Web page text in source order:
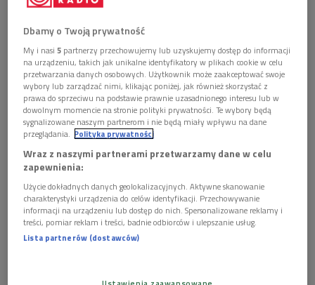
Aleksandra Olczykjest absolwentką Akademii Muzycznej im.
Feliksa Nowowiejskiego w Bydgoszczy w klasie śpiewu prof.
Magdaleny Krzyńskiej. Po ukończeniu studiów kontynuowała
naukę u prof. Heleny Łazarskiej. Jako nastolatka zwyciężyła w
wielu polskich konkursach wokalnych. Jako studentka
natomiast, biorąc udział w konkursach wokalistyki operowej,
zdobyła między innymi Grand Prix Międzynarodowego
Konkursu Wokalnego im. Haliny Halskiej-Fijałkowskiej we
Wrocławiu, I nagrodę na Międzynarodowym Konkursie
Wokalnym im. Jana Kiepury w Krynicy-Zdroju, I nagrodę oraz
Dbamy o Twoją prywatność
My i nasi5 partnerzy przechowujemy lub uzyskujemy dostęp do informacji
na urządzeniu, takich jak unikalne identyfikatory w plikach cookie w celu
przetwarzania danych osobowych. Użytkownik może zaakceptować swoje
wybory lub zarządzać nimi, klikając poniżej, jak również skorzystać z
prawa do sprzeciwu na podstawie prawnie uzasadnionego interesu lub w
dowolnym momencie na stronie polityki prywatności. Te wybory będą
sygnalizowane naszym partnerom i nie będą miały wpływu na dane
przeglądania. Polityka prywatności
Wraz z naszymi partnerami przetwarzamy dane w celu
zapewnienia:
Użycie dokładnych danych geolokalizacyjnych. Aktywne skanowanie
charakterystyki urządzenia do celów identyfikacji. Przechowywanie
informacji na urządzeniu lub dostęp do nich. Spersonalizowane reklamy i
treści, pomiar reklam i treści, badnie odbiorców i ulepszanie usług.
Lista partnerów (dostawców)